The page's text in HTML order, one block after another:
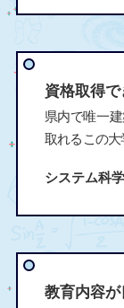
資格取得で
県内で唯一
取れるこの大
システム科
教育内容が